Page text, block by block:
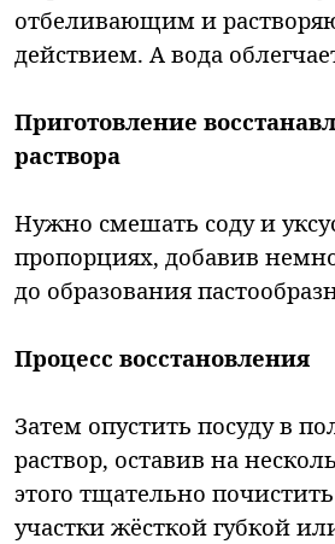
отбеливающим и
действием. А вода
Приготовление
раствора
Нужно смешать соду и
пропорциях, добавив
до образования
Процесс восстановления
Затем опустить посуду в
раствор, оставив на
этого тщательно
участки жёсткой губкой